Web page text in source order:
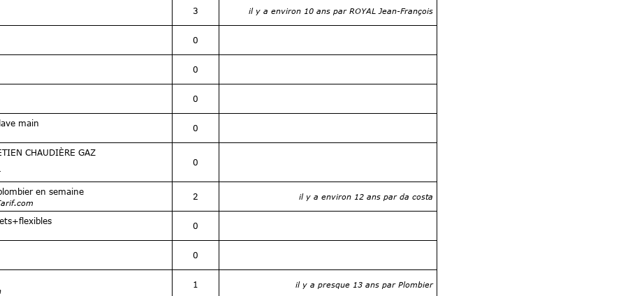
3 il y a environ 10 ans par ROYAL Jean-François
0
0
0
main 0
CHAUDIÈRE GAZ
0
en semaine 2 il y a environ 12 ans par da costa
0
0
1 il y a presque 13 ans par Plombier